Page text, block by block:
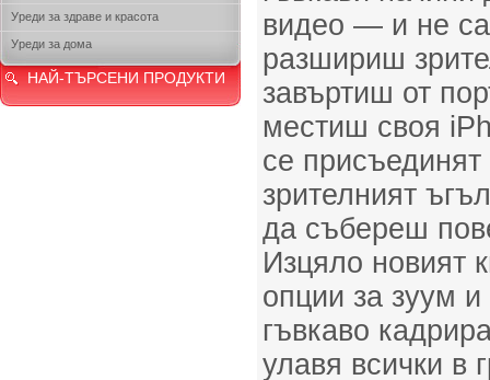
Уреди за здраве и красота
Уреди за дома
НАЙ-ТЪРСЕНИ ПРОДУКТИ
видео — и не
разшириш
завъртиш от
местиш своя
се
зрителният
да събереш
Изцяло новият
опции за зуум
гъвкаво
улавя всички в